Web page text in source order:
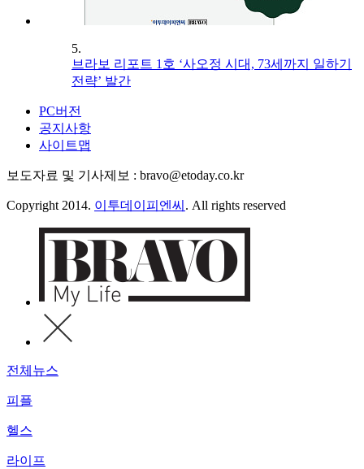
5.
브라보 리포트 1호 ‘사오정 시대, 73세까지 일하기
전략’ 발간
PC버전
공지사항
사이트맵
보도자료 및 기사제보 : bravo@etoday.co.kr
Copyright 2014. 이투데이피엔씨 . All rights reserved
전체뉴스
피플
헬스
라이프